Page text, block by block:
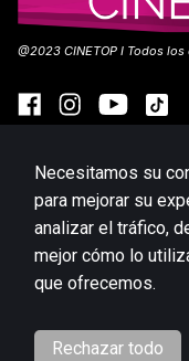
@2023 CINETOP I Todos
PROMOCIONES
TOPOINTS
Website
Necesitamos su
para mejorar su
analizar el tráfico,
mejor cómo lo
que ofrecemos.
Rechazar todo